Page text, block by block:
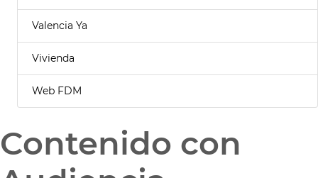
Valencia Ya
Vivienda
Web FDM
Contenido con